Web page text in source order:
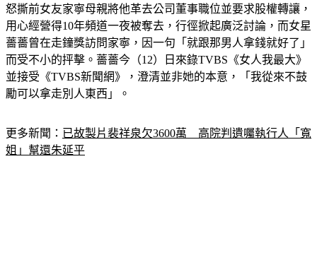
百萬YouTuber頻道「眾量級CROWD」情侶檔Andy昨（11）日
怒撕前女友家寧母親將他革去公司董事職位並要求股權轉讓，
用心經營得10年頻道一夜被奪去，行徑掀起廣泛討論，而女星
薔薔曾在走鐘獎訪問家寧，因一句「就跟那男人拿錢就好了」
而受不小的抨擊。薔薔今（12）日來錄TVBS《女人我最大》
並接受《TVBS新聞網》，澄清並非她的本意，「我從來不鼓
更多新聞：已故製片裴祥泉欠3600萬　高院判遺囑執行人「寬